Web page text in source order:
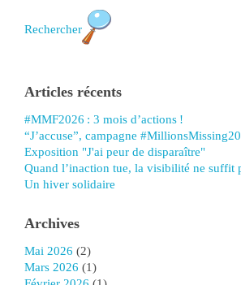
Rechercher
Articles récents
#MMF2026 : 3 mois d’actions !
“J’accuse”, campagne
Exposition "J'ai peur de disparaître"
Quand l’inaction tue, la visibilité ne suffit
Un hiver solidaire
Archives
mai 2026 (2)
mars 2026 (1)